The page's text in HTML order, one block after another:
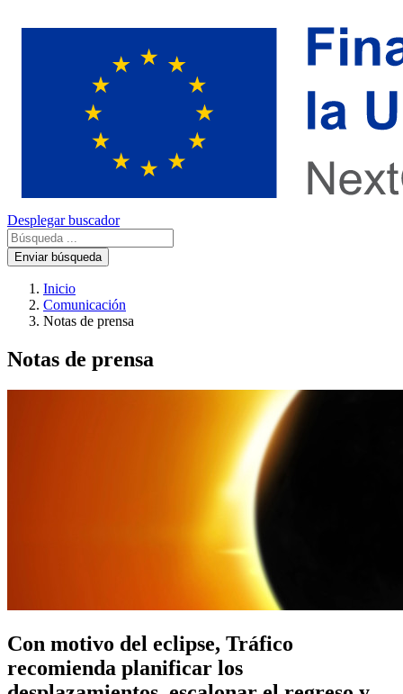
Desplegar buscador
Enviar búsqueda
Inicio
Comunicación
Notas de prensa
Notas de prensa
Con motivo del eclipse, Tráfico
recomienda planificar los